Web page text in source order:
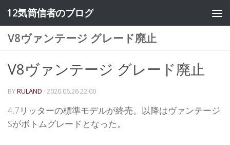
コンテンツへスキップ
12気筒信者のブログ
V8ヴァンテージ グレード廃止
V8ヴァンテージ グレード廃止
BYRULAND · 2020.06.26 22:00
4.7リッターの標準モデルが終売。以降はヴァンテージ
Sがボトムグレードとなった。